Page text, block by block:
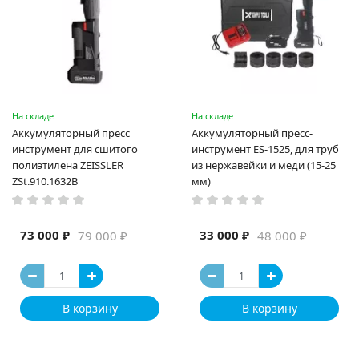
На складе
Аккумуляторный пресс
инструмент для сшитого
полиэтилена ZEISSLER
ZSt.910.1632B
79 000 ₽
73 000 ₽
В корзину
На складе
Аккумуляторный пресс-
инструмент ES-1525, для труб
из нержавейки и меди (15-25
мм)
48 000 ₽
33 000 ₽
В корзину